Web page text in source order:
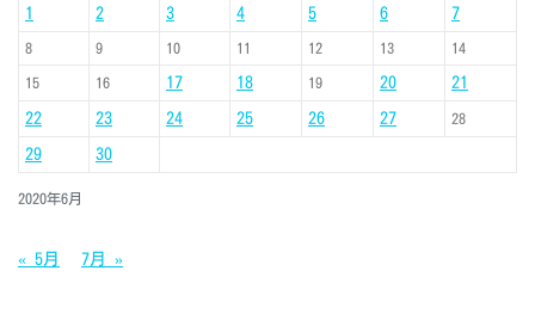
2020年6月
1 2 3 4 5 6 7
8 9 10 11 12 13 14
15 16 17 18 19 20 21
22 23 24 25 26 27 28
29 30
« 5月 7月 »